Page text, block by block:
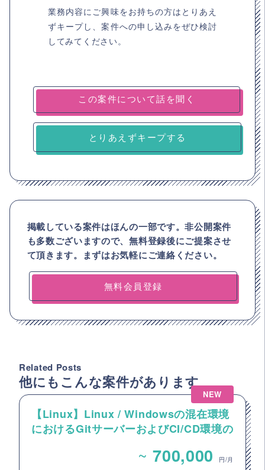
業務内容にご興味をお持ちの方はとりあえ
ずキープし、案件への申し込みをぜひ検討
してみてください。
とりあえずキープする
掲載している案件はほんの一部です。非公開案件
も多数ございますので、無料登録後にご提案させ
て頂きます。まずはお気軽にご連絡ください。
無料会員登録
Related Posts
他にもこんな案件があります
NEW
【Linux】Linux / Windowsの混在環境
におけるGitサーバーおよびCI/CD環境の
~ 700,000 円/月